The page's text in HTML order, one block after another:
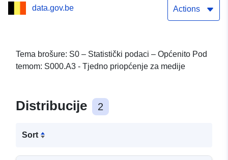
data.gov.be Actions
Tema brošure: S0 – Statistički podaci – Općenito Pod
temom: S000.A3 - Tjedno priopćenje za medije
Distribucije 2
Sort